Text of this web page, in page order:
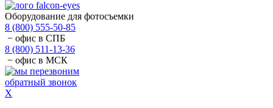
Оборудование для фотосъемки
8 (800) 555-50-85
− офис в СПБ
8 (800) 511-13-36
− офис в МСК
обратный звонок
X